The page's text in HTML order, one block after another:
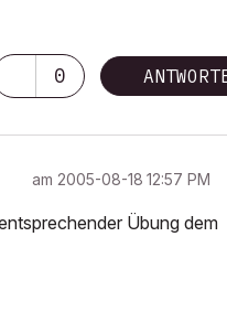
0
am ‎2005-08-18 12:57 PM
Übung dem